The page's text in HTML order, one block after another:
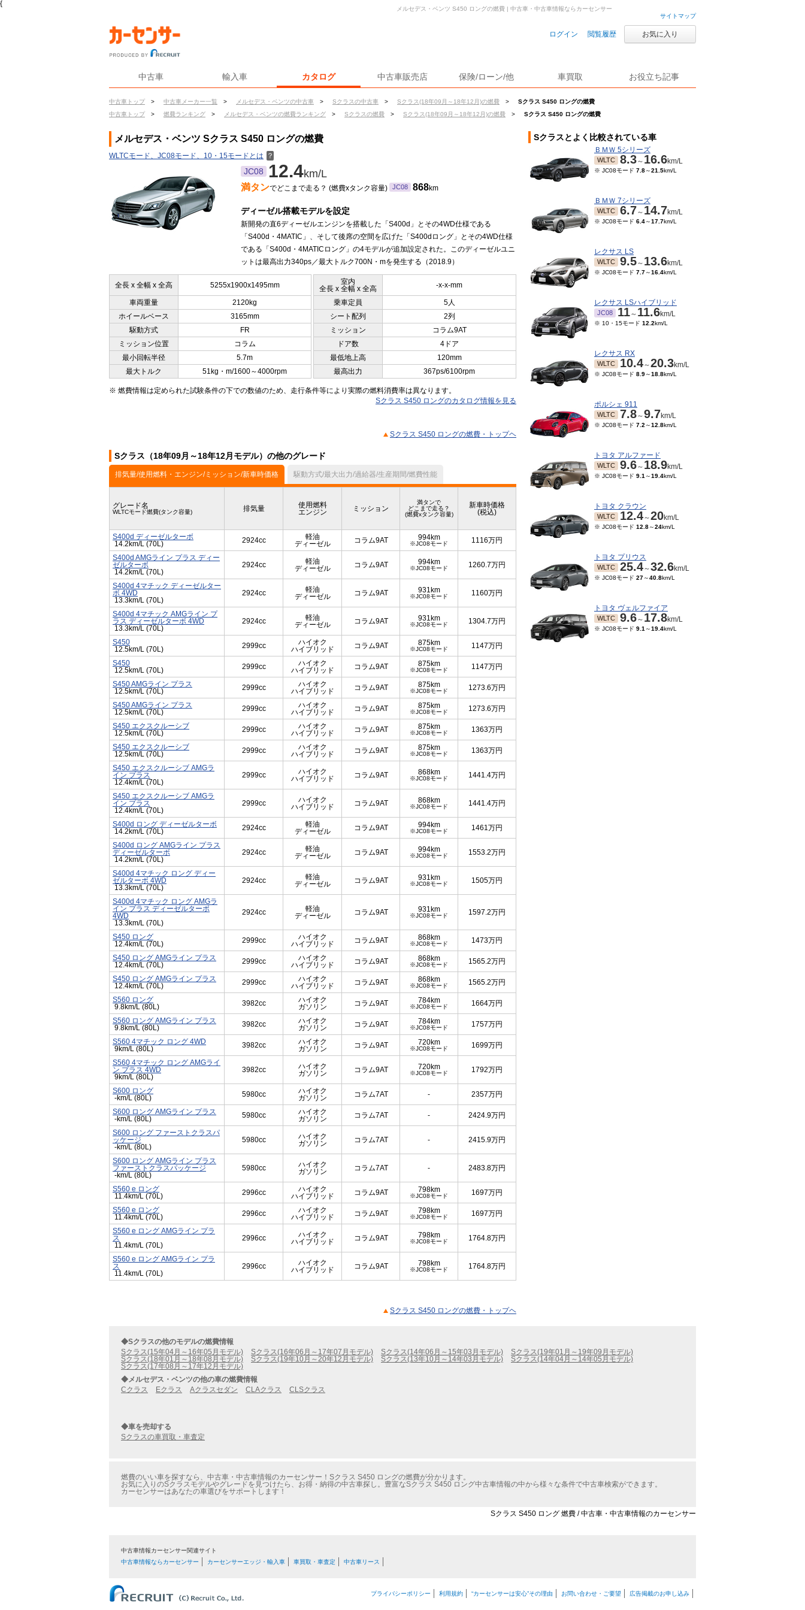
{
サイトマップ
ログイン 閲覧履歴 お気に入り
中古車 輸入車 カタログ 中古車販売店 保険/ローン/他 車買取 お役立ち記事
中古車トップ > 中古車メーカー一覧 > メルセデス・ベンツの中古車 > Sクラスの中古車 > Sクラス(18年09月～18年12月)の燃費 >
Sクラス S450 ロングの燃費
中古車トップ
> 燃費ランキング > メルセデス・ベンツの燃費ランキング > Sクラスの燃費 > Sクラス(18年09月～18年12月)の燃費 > Sクラス S450 ロングの燃費
メルセデス・ベンツ S450 ロングの燃費 | 中古車・中古車情報ならカーセンサー
メルセデス・ベンツ Sクラス S450 ロングの燃費
WLTCモード、JC08モード、10・15モードとは ？
JC08 12.4km/L
満タンでどこまで走る？ (燃費xタンク容量) JC08 868km
ディーゼル搭載モデルを設定
新開発の直6ディーゼルエンジンを搭載した「S400d」とその4WD仕様である
「S400d・4MATIC」、そして後席の空間を広げた「S400dロング」とその4WD仕様
である「S400d・4MATICロング」の4モデルが追加設定された。このディーゼルユニ
ットは最高出力340ps／最大トルク700N・mを発生する（2018.9）
全長 x 全幅 x 全高 5255x1900x1495mm
室内
全長 x 全幅 x 全高
-x-x-mm
車両重量 2120kg 乗車定員
5人
ホイールベース
3165mm シート配列
2列
駆動方式
FR ミッション
コラム9AT
ミッション位置
コラム ドア数
4ドア
最小回転半径
5.7m 最低地上高
120mm
最大トルク
51kg・m/1600～4000rpm 最高出力 367ps/6100rpm
※ 燃費情報は定められた試験条件の下での数値のため、走行条件等により実際の燃料消費率は異なります。
Sクラス S450 ロングのカタログ情報を見る
Sクラス S450 ロングの燃費・トップヘ
Sクラス（18年09月～18年12月モデル）の他のグレード
排気量/使用燃料・エンジン/ミッション/新車時価格 駆動方式/最大出力/過給器/生産期間/燃費性能
グレード名
WLTCモード燃費(タンク容量) 排気量
使用燃料
エンジン
ミッション
満タンで
どこまで走る？
(燃費xタンク容量)
新車時価格
(税込)
S400d ディーゼルターボ
14.2km/L (70L)
2924cc
軽油
ディーゼル
コラム9AT 994km
※JC08モード 1116万円
S400d AMGライン プラス ディー
ゼルターボ
14.2km/L (70L)
2924cc
軽油
ディーゼル
コラム9AT 994km
※JC08モード 1260.7万円
S400d 4マチック ディーゼルター
ボ 4WD
13.3km/L (70L)
2924cc
軽油
ディーゼル
コラム9AT 931km
※JC08モード 1160万円
S400d 4マチック AMGライン プ
ラス ディーゼルターボ 4WD
13.3km/L (70L)
2924cc
軽油
ディーゼル
コラム9AT 931km
※JC08モード 1304.7万円
S450
12.5km/L (70L)
2999cc
ハイオク
ハイブリッド
コラム9AT 875km
※JC08モード 1147万円
S450
12.5km/L (70L)
2999cc
ハイオク
ハイブリッド
コラム9AT 875km
※JC08モード 1147万円
S450 AMGライン プラス
12.5km/L (70L)
2999cc
ハイオク
ハイブリッド
コラム9AT 875km
※JC08モード 1273.6万円
S450 AMGライン プラス
12.5km/L (70L)
2999cc
ハイオク
ハイブリッド
コラム9AT 875km
※JC08モード 1273.6万円
S450 エクスクルーシブ
12.5km/L (70L)
2999cc
ハイオク
ハイブリッド
コラム9AT 875km
※JC08モード 1363万円
S450 エクスクルーシブ
12.5km/L (70L)
2999cc
ハイオク
ハイブリッド
コラム9AT 875km
※JC08モード 1363万円
S450 エクスクルーシブ AMGラ
イン プラス
12.4km/L (70L)
2999cc
ハイオク
ハイブリッド
コラム9AT 868km
※JC08モード 1441.4万円
S450 エクスクルーシブ AMGラ
イン プラス
12.4km/L (70L)
2999cc
ハイオク
ハイブリッド
コラム9AT 868km
※JC08モード 1441.4万円
S400d ロング ディーゼルターボ
14.2km/L (70L)
2924cc
軽油
ディーゼル
コラム9AT 994km
※JC08モード 1461万円
S400d ロング AMGライン プラス
ディーゼルターボ
14.2km/L (70L)
2924cc
軽油
ディーゼル
コラム9AT 994km
※JC08モード 1553.2万円
S400d 4マチック ロング ディー
ゼルターボ 4WD
13.3km/L (70L)
2924cc
軽油
ディーゼル
コラム9AT 931km
※JC08モード 1505万円
S400d 4マチック ロング AMGラ
イン プラス ディーゼルターボ
4WD
13.3km/L (70L)
2924cc
軽油
ディーゼル
コラム9AT 931km
※JC08モード 1597.2万円
S450 ロング
12.4km/L (70L)
2999cc
ハイオク
ハイブリッド
コラム9AT 868km
※JC08モード 1473万円
S450 ロング AMGライン プラス
12.4km/L (70L)
2999cc
ハイオク
ハイブリッド
コラム9AT 868km
※JC08モード 1565.2万円
S450 ロング AMGライン プラス
12.4km/L (70L)
2999cc
ハイオク
ハイブリッド
コラム9AT 868km
※JC08モード 1565.2万円
S560 ロング
9.8km/L (80L)
3982cc
ハイオク
ガソリン
コラム9AT 784km
※JC08モード 1664万円
S560 ロング AMGライン プラス
9.8km/L (80L)
3982cc
ハイオク
ガソリン
コラム9AT 784km
※JC08モード 1757万円
S560 4マチック ロング 4WD
9km/L (80L)
3982cc
ハイオク
ガソリン
コラム9AT 720km
※JC08モード 1699万円
S560 4マチック ロング AMGライ
ン プラス 4WD
9km/L (80L)
3982cc
ハイオク
ガソリン
コラム9AT 720km
※JC08モード 1792万円
S600 ロング
-km/L (80L)
5980cc
ハイオク
ガソリン
コラム7AT - 2357万円
S600 ロング AMGライン プラス
-km/L (80L)
5980cc
ハイオク
ガソリン
コラム7AT - 2424.9万円
S600 ロング ファーストクラスパ
ッケージ
-km/L (80L)
5980cc
ハイオク
ガソリン
コラム7AT - 2415.9万円
S600 ロング AMGライン プラス
ファーストクラスパッケージ
-km/L (80L)
5980cc
ハイオク
ガソリン
コラム7AT - 2483.8万円
S560 e ロング
11.4km/L (70L)
2996cc
ハイオク
ハイブリッド
コラム9AT 798km
※JC08モード 1697万円
S560 e ロング
11.4km/L (70L)
2996cc
ハイオク
ハイブリッド
コラム9AT 798km
※JC08モード 1697万円
S560 e ロング AMGライン プラ
ス
11.4km/L (70L)
2996cc
ハイオク
ハイブリッド
コラム9AT 798km
※JC08モード 1764.8万円
S560 e ロング AMGライン プラ
ス
11.4km/L (70L)
2996cc
ハイオク
ハイブリッド
コラム9AT 798km
※JC08モード 1764.8万円
Sクラス S450 ロングの燃費・トップヘ
Sクラスとよく比較されている車
ＢＭＷ 5シリーズ
WLTC 8.3～ 16.6km/L
※ JC08モード 7.8～21.5km/L
ＢＭＷ 7シリーズ
WLTC 6.7～ 14.7km/L
※ JC08モード 6.4～17.7km/L
レクサス LS
WLTC 9.5～ 13.6km/L
※ JC08モード 7.7～16.4km/L
レクサス LSハイブリッド
JC08 11～ 11.6km/L
※ 10・15モード 12.2km/L
レクサス RX
WLTC 10.4～20.3km/L
※ JC08モード 8.9～18.8km/L
ポルシェ 911
WLTC 7.8～9.7km/L
※ JC08モード 7.2 ～12.8km/L
トヨタ アルファード
WLTC 9.6～ 18.9km/L
※ JC08モード 9.1 ～19.4km/L
トヨタ クラウン
WLTC 12.4～20km/L
※ JC08モード 12.8～24km/L
トヨタ プリウス
WLTC 25.4～32.6km/L
※ JC08モード 27～40.8km/L
トヨタ ヴェルファイア
WLTC 9.6～ 17.8km/L
※ JC08モード 9.1 ～19.4km/L
◆Sクラスの他のモデルの燃費情報
Sクラス(15年04月～16年05月モデル)
Sクラス(16年06月～17年07月モデル) Sクラス(14年06月～15年03月モデル)
Sクラス(19年01月～19年09月モデル)
Sクラス(18年01月～18年08月モデル)
Sクラス(19年10月～20年12月モデル) Sクラス(13年10月～14年03月モデル)
Sクラス(14年04月～14年05月モデル)
Sクラス(17年08月～17年12月モデル)
◆メルセデス・ベンツの他の車の燃費情報
Cクラス
Eクラス Aクラスセダン CLAクラス CLSクラス
◆車を売却する
Sクラスの車買取・車査定
燃費のいい車を探すなら、中古車・中古車情報のカーセンサー！Sクラス S450 ロングの燃費が分かります。
お気に入りのSクラスモデルやグレードを見つけたら、お得・納得の中古車探し。豊富なSクラス S450 ロング中古車情報の中から様々な条件で中古車検索ができます。
カーセンサーはあなたの車選びをサポートします！
Sクラス S450 ロング 燃費 / 中古車・中古車情報のカーセンサー
中古車情報カーセンサー関連サイト
中古車情報ならカーセンサー
カーセンサーエッジ・輸入車 車買取・車査定 中古車リース
プライバシーポリシー 利用規約 “カーセンサーは安心”その理由 お問い合わせ・ご要望 広告掲載のお申し込み